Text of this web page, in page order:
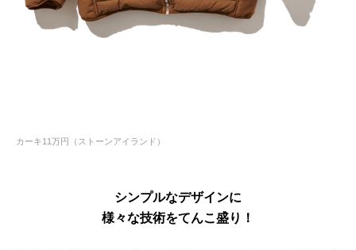
カーキ11万円（ストーンアイランド）
シンプルなデザインに
様々な技術をてんこ盛り！